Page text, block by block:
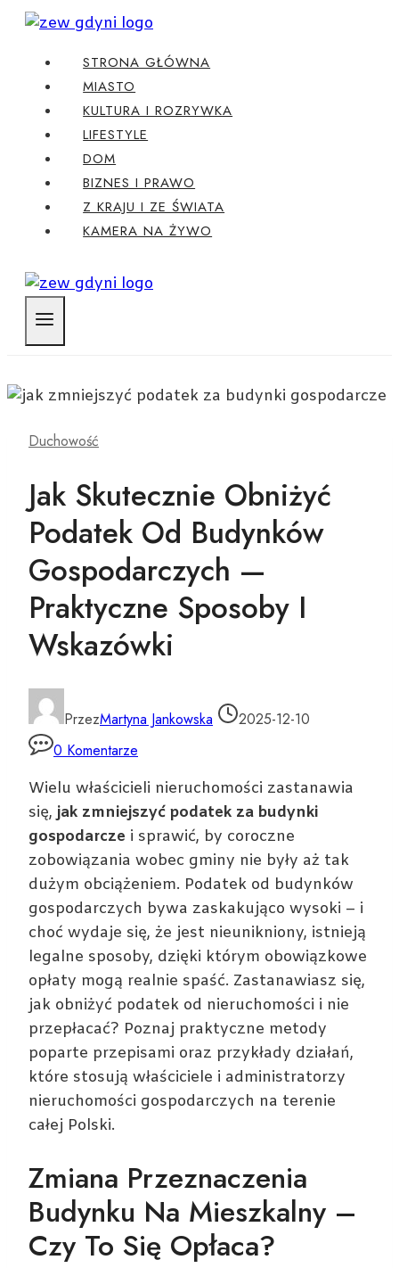
Przejdź
treści
STRONA GŁÓWNA
MIASTO
KULTURA I ROZRYWKA
LIFESTYLE
DOM
BIZNES I PRAWO
Z KRAJU I ZE ŚWIATA
KAMERA NA ŻYWO
Duchowość
Jak Skutecznie Obniżyć
Podatek Od Budynków
Gospodarczych —
Praktyczne Sposoby I
Wskazówki
PrzezMartyna Jankowska
2025-12-10
0 Komentarze
Wielu właścicieli nieruchomości zastanawia
się, jak zmniejszyć podatek za budynki
gospodarcze i sprawić, by coroczne
zobowiązania wobec gminy nie były aż tak
dużym obciążeniem. Podatek od budynków
gospodarczych bywa zaskakująco wysoki – i
choć wydaje się, że jest nieunikniony, istnieją
legalne sposoby, dzięki którym obowiązkowe
opłaty mogą realnie spaść. Zastanawiasz się,
jak obniżyć podatek od nieruchomości i nie
przepłacać? Poznaj praktyczne metody
poparte przepisami oraz przykłady działań,
które stosują właściciele i administratorzy
nieruchomości gospodarczych na terenie
całej Polski.
Zmiana Przeznaczenia
Budynku Na Mieszkalny –
Czy To Się Opłaca?